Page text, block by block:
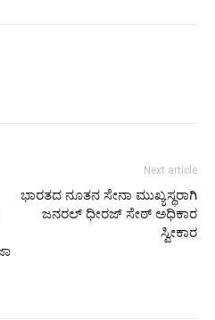
Next article
ಭಾರತದ ನೂತನ ಸೇನಾ ಮುಖ್ಯಸ್ಥರಾಗಿ
ಜನರಲ್ ಧೀರಜ್ ಸೇಠ್ ಅಧಿಕಾರ
ಸ್ವೀಕಾರ